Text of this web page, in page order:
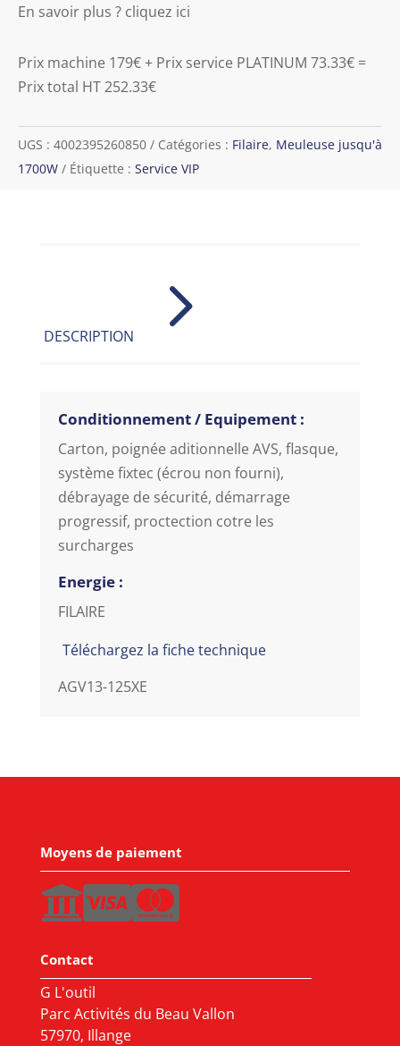
En savoir plus ? cliquez ici
Prix machine 179€ + Prix service PLATINUM 73.33€ =
Prix total HT 252.33€
UGS : 4002395260850 Catégories : Filaire, Meuleuse jusqu'à
1700W
Étiquette : Service VIP
DESCRIPTION 5
Conditionnement / Equipement :
Carton, poignée aditionnelle AVS, flasque,
système fixtec (écrou non fourni),
débrayage de sécurité, démarrage
progressif, proctection cotre les
surcharges
Energie :
FILAIRE
Téléchargez la fiche technique
AGV13-125XE
Moyens de paiement
Contact
G L'outil
Parc Activités du Beau Vallon
57970, Illange